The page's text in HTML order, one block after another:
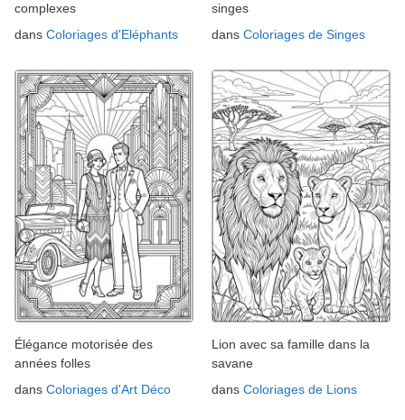
complexes
dans Coloriages d'Eléphants
singes
dans Coloriages de Singes
Élégance motorisée des
années folles
dans Coloriages d'Art Déco
Lion avec sa famille dans la
savane
dans Coloriages de Lions